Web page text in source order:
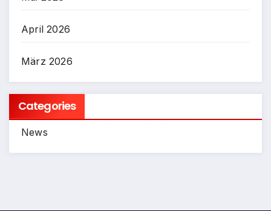
April 2026
März 2026
Categories
News